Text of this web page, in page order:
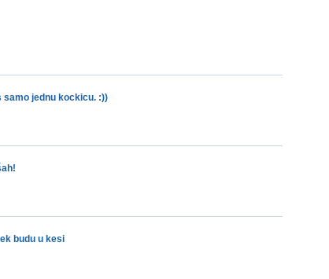
samo jednu kockicu. :))
budu u kesi